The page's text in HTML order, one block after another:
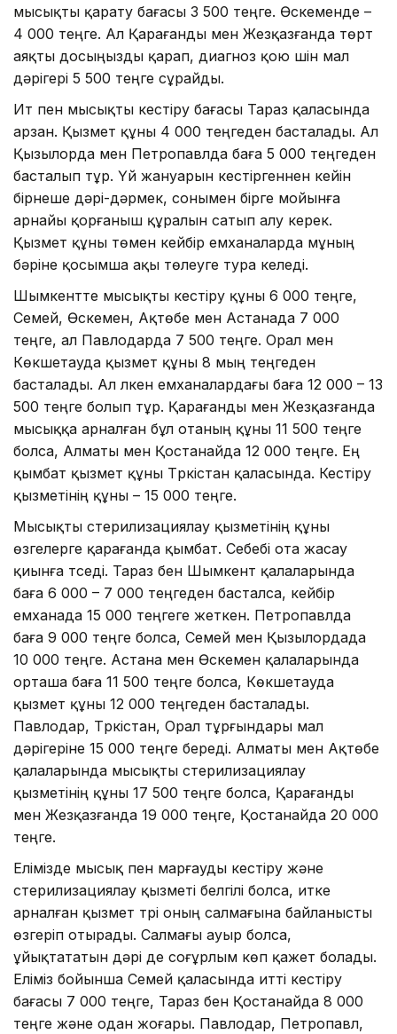
мысықты қарату бағасы 3 500 теңге. Өскеменде –
4 000 теңге. Ал Қарағанды мен Жезқазғанда төрт
аяқты досыңызды қарап, диагноз қою үшін мал
дәрігері 5 500 теңге сұрайды.
Ит пен мысықты кестіру бағасы Тараз қаласында
арзан. Қызмет құны 4 000 теңгеден басталады. Ал
Қызылорда мен Петропавлда баға 5 000 теңгеден
басталып тұр. Үй жануарын кестіргеннен кейін
бірнеше дәрі-дәрмек, сонымен бірге мойынға
арнайы қорғаныш құралын сатып алу керек.
Қызмет құны төмен кейбір емханаларда мұның
бәріне қосымша ақы төлеуге тура келеді.
Шымкентте мысықты кестіру құны 6 000 теңге,
Семей, Өскемен, Ақтөбе мен Астанада 7 000
теңге, ал Павлодарда 7 500 теңге. Орал мен
Көкшетауда қызмет құны 8 мың теңгеден
басталады. Ал үлкен емханалардағы баға 12 000 – 13
500 теңге болып тұр. Қарағанды мен Жезқазғанда
мысыққа арналған бұл отаның құны 11 500 теңге
болса, Алматы мен Қостанайда 12 000 теңге. Ең
қымбат қызмет құны Түркістан қаласында. Кестіру
қызметінің құны – 15 000 теңге.
Мысықты стерилизациялау қызметінің құны
өзгелерге қарағанда қымбат. Себебі ота жасау
қиынға түседі. Тараз бен Шымкент қалаларында
баға 6 000 – 7 000 теңгеден басталса, кейбір
емханада 15 000 теңгеге жеткен. Петропавлда
баға 9 000 теңге болса, Семей мен Қызылордада
10 000 теңге. Астана мен Өскемен қалаларында
орташа баға 11 500 теңге болса, Көкшетауда
қызмет құны 12 000 теңгеден басталады.
Павлодар, Түркістан, Орал тұрғындары мал
дәрігеріне 15 000 теңге береді. Алматы мен Ақтөбе
қалаларында мысықты стерилизациялау
қызметінің құны 17 500 теңге болса, Қарағанды
мен Жезқазғанда 19 000 теңге, Қостанайда 20 000
теңге.
Елімізде мысық пен марғауды кестіру және
стерилизациялау қызметі белгілі болса, итке
арналған қызмет түрі оның салмағына байланысты
өзгеріп отырады. Салмағы ауыр болса,
ұйықтататын дәрі де соғұрлым көп қажет болады.
Еліміз бойынша Семей қаласында итті кестіру
бағасы 7 000 теңге, Тараз бен Қостанайда 8 000
теңге және одан жоғары. Павлодар, Петропавл,